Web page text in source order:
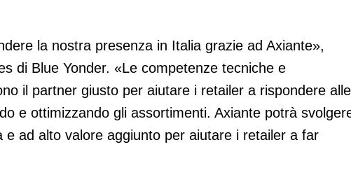
la nostra presenza in Italia grazie ad Axiante»,
di Blue Yonder. «Le competenze tecniche e
il partner giusto per aiutare i retailer a rispondere alle
e ottimizzando gli assortimenti. Axiante potrà
e ad alto valore aggiunto per aiutare i retailer a far